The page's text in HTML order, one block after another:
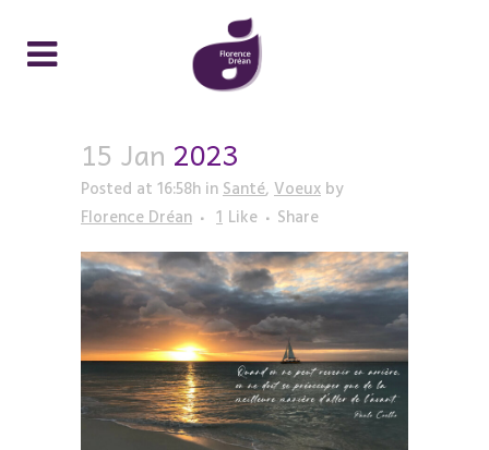
15 Jan 2023
Posted at 16:58h in Santé, Voeux by
Florence Dréan
1 Like Share